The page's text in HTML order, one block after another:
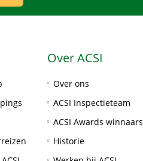
Over ACSI
Over ons
ACSI Inspectieteam
ACSI Awards winnaars
Historie